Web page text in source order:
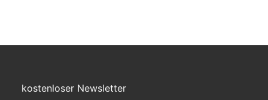
kostenloser Newsletter